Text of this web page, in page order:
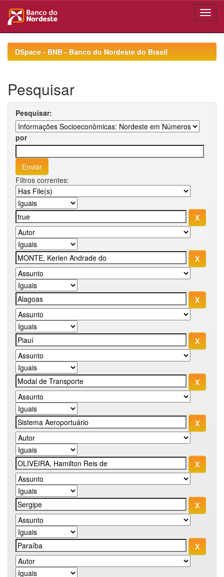
navigationDSpace - BNB - Banco do Nordeste do Brasil
Pesquisar
Pesquisar:
por
Filtros correntes: